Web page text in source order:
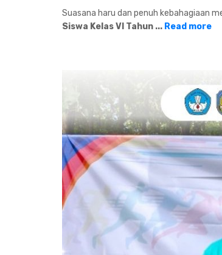
Suasana haru dan penuh kebahagiaan
Siswa Kelas VI Tahun ... Read more